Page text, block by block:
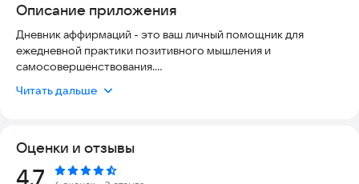
Описание приложения
Дневник аффирмаций - это ваш личный помощник для
ежедневной практики позитивного мышления и
самосовершенствования.
🌟 ОСНОВНЫЕ ВОЗМОЖНОСТИ:
- Каждый день новая аффирмация для вдохновения
- Автоматическая смена аффирмации в полночь
- Быстрый доступ к аффирмации дня на главном экране
Читать дальше
Оценки и отзывы
Рейтинг:
4,7